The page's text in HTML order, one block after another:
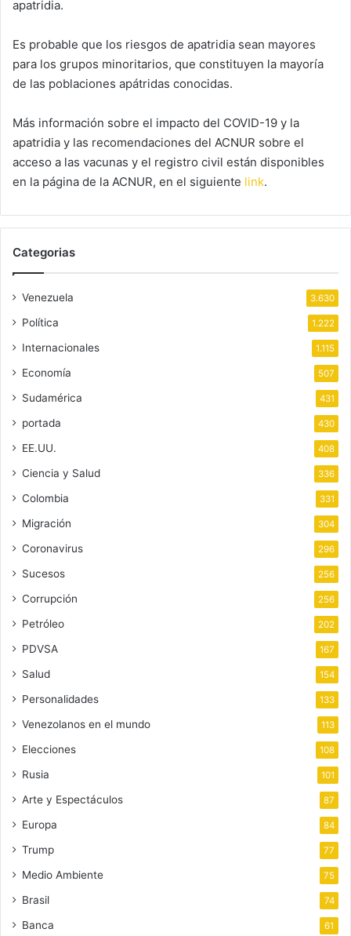
apatridia.
Es probable que los riesgos de apatridia sean mayores
para los grupos minoritarios, que constituyen la mayoría
de las poblaciones apátridas conocidas.
Más información sobre el impacto del COVID-19 y la
apatridia y las recomendaciones del ACNUR sobre el
acceso a las vacunas y el registro civil están disponibles
en la página de la ACNUR, en el siguiente link.
Categorias
Venezuela 3.630
Política 1.222
Internacionales 1.115
Economía 507
Sudamérica 431
portada 430
EE.UU. 408
Ciencia y Salud 336
Colombia 331
Migración 304
Coronavirus 296
Sucesos 256
Corrupción 256
Petróleo 202
PDVSA 167
Salud 154
Personalidades 133
Venezolanos en el mundo 113
Elecciones 108
Rusia 101
Arte y Espectáculos 87
Europa 84
Trump 77
Medio Ambiente 75
Brasil 74
Banca 61